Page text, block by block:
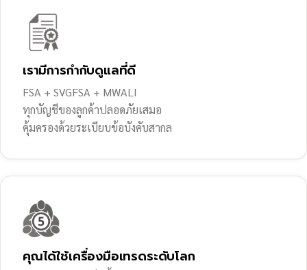
เรามีการกำกับดูแลที่ดี
FSA + SVGFSA + MWALI
ทุกบัญชีของลูกค้าปลอดภัยเสมอ
คุ้มครองด้วยระเบียบข้อบังคับสากล
คุณได้ใช้เครื่องมือเทรดระดับโลก